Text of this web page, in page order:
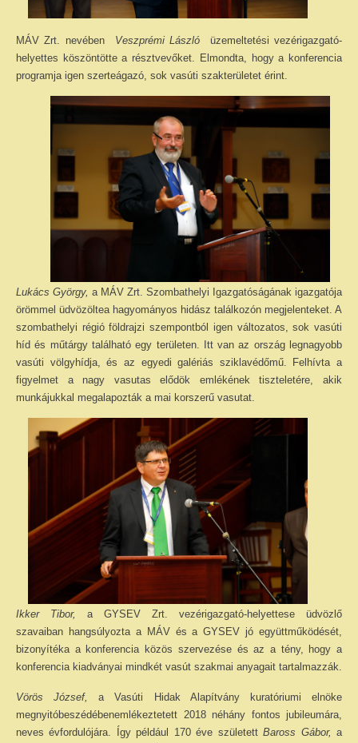
MÁV Zrt. nevében Veszprémi László üzemeltetési vezérigazgató-
helyettes köszöntötte a résztvevőket. Elmondta, hogy a konferencia
programja igen szerteágazó, sok vasúti szakterületet érint.
Lukács György, a MÁV Zrt. Szombathelyi Igazgatóságának igazgatója
örömmel üdvözöltea hagyományos hidász találkozón megjelenteket. A
szombathelyi régió földrajzi szempontból igen változatos, sok vasúti
híd és műtárgy található egy területen. Itt van az ország legnagyobb
vasúti völgyhídja, és az egyedi galériás sziklavédőmű. Felhívta a
figyelmet a nagy vasutas elődök emlékének tiszteletére, akik
munkájukkal megalapozták a mai korszerű vasutat.
Ikker Tibor, a GYSEV Zrt. vezérigazgató-helyettese üdvözlő
szavaiban hangsúlyozta a MÁV és a GYSEV jó együttműködését,
bizonyítéka a konferencia közös szervezése és az a tény, hogy a
konferencia kiadványai mindkét vasút szakmai anyagait tartalmazzák.
Vörös József,a Vasúti Hidak Alapítvány kuratóriumi elnöke
megnyitóbeszédébenemlékeztetett 2018 néhány fontos jubileumára,
neves évfordulójára. Így például 170 éve születettBaross Gábor,a